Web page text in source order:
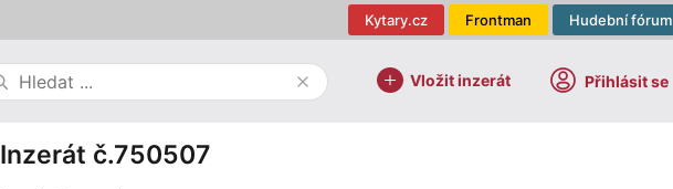
Hudební fórum
Frontman
Kytary.cz
Vložit inzerát Přihlásit se
Inzerát č.750507